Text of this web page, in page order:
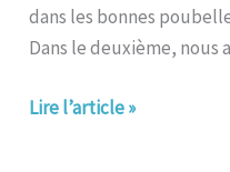
dans les bonnes
Dans le deuxième, nous
Lire l’article »